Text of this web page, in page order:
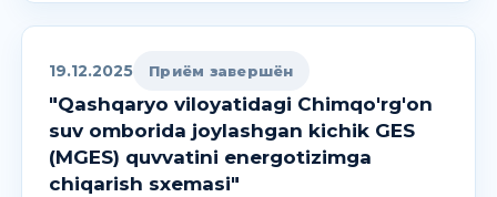
19.12.2025 Приём завершён
"Qashqaryo viloyatidagi Chimqo'rg'on
suv omborida joylashgan kichik GES
(MGES) quvvatini energotizimga
chiqarish sxemasi"